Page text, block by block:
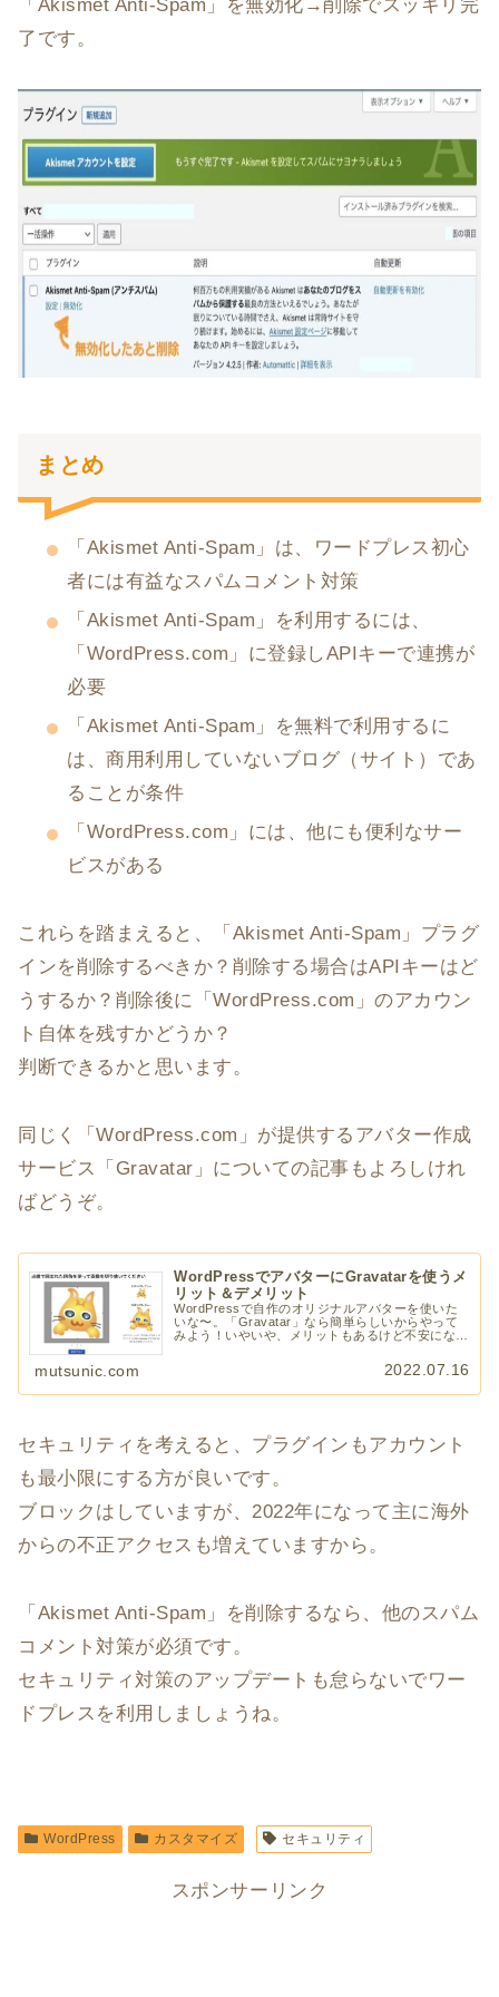
「Akismet Anti-Spam」を無効化→削除でスッキリ完
了です。
まとめ
「Akismet Anti-Spam」は、ワードプレス初心
者には有益なスパムコメント対策
「Akismet Anti-Spam」を利用するには、
「WordPress.com」に登録しAPIキーで連携が
必要
「Akismet Anti-Spam」を無料で利用するに
は、商用利用していないブログ（サイト）であ
ることが条件
「WordPress.com」には、他にも便利なサー
ビスがある
これらを踏まえると、「Akismet Anti-Spam」プラグ
インを削除するべきか？削除する場合はAPIキーはど
うするか？削除後に「WordPress.com」のアカウン
ト自体を残すかどうか？
判断できるかと思います。
同じく「WordPress.com」が提供するアバター作成
サービス「Gravatar」についての記事もよろしけれ
ばどうぞ。
WordPressでアバターにGravatarを使うメ
リット＆デメリット
WordPressで自作のオリジナルアバターを使いた
いな〜。「Gravatar」なら簡単らしいからやって
みよう！いやいや、メリットもあるけど不安になる
ト欄がわかりやすくなって良いんですけどね。
mutsunic.com 2022.07.16
セキュリティを考えると、プラグインもアカウント
も最小限にする方が良いです。
ブロックはしていますが、2022年になって主に海外
からの不正アクセスも増えていますから。
「Akismet Anti-Spam」を削除するなら、他のスパム
コメント対策が必須です。
セキュリティ対策のアップデートも怠らないでワー
ドプレスを利用しましょうね。
WordPress カスタマイズ セキュリティ
スポンサーリンク